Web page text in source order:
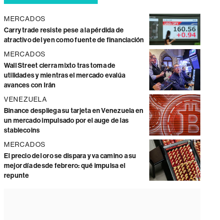
MERCADOS
Carry trade resiste pese a la pérdida de
atractivo del yen como fuente de financiación
MERCADOS
Wall Street cierra mixto tras toma de
utilidades y mientras el mercado evalúa
avances con Irán
VENEZUELA
Binance despliega su tarjeta en Venezuela en
un mercado impulsado por el auge de las
stablecoins
MERCADOS
El precio del oro se dispara y va camino a su
mejor día desde febrero: qué impulsa el
repunte